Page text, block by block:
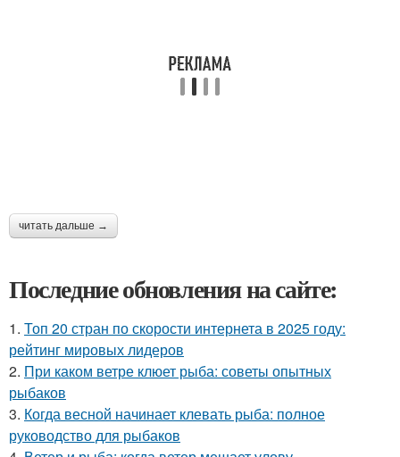
читать дальше →
Последние обновления на сайте:
1. Топ 20 стран по скорости интернета в 2025 году:
рейтинг мировых лидеров
2. При каком ветре клюет рыба: советы опытных
рыбаков
3. Когда весной начинает клевать рыба: полное
руководство для рыбаков